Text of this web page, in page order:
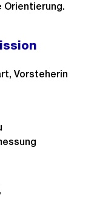
Orientierung.
Vorsteherin